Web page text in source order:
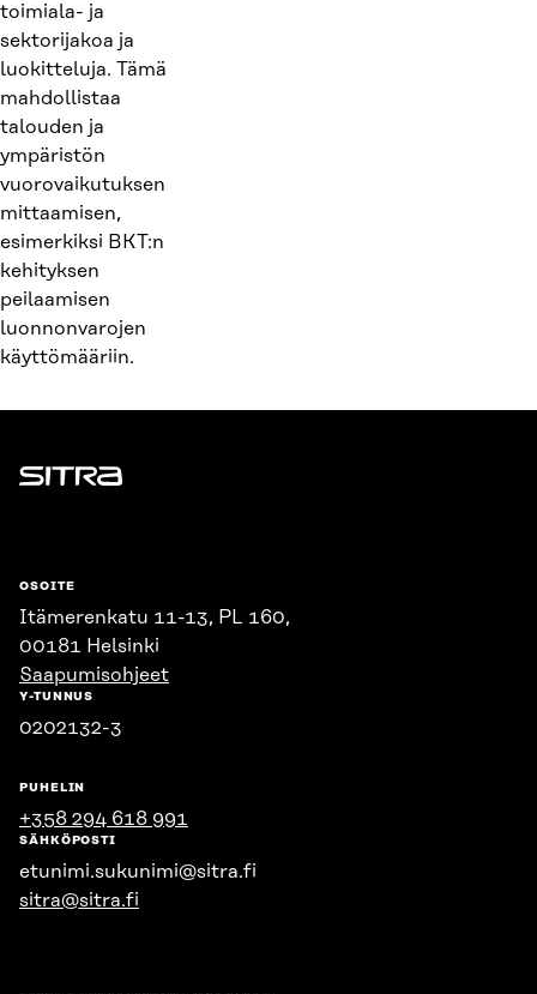
toimiala- ja
sektorijakoa ja
luokitteluja. Tämä
mahdollistaa
talouden ja
ympäristön
vuorovaikutuksen
mittaamisen,
esimerkiksi BKT:n
kehityksen
peilaamisen
luonnonvarojen
käyttömääriin.
Sitra
OSOITE
Itämerenkatu 11-13, PL 160,
00181 Helsinki
Saapumisohjeet
Y-TUNNUS
0202132-3
PUHELIN
+358 294 618 991
SÄHKÖPOSTI
etunimi.sukunimi@sitra.fi
sitra@sitra.fi